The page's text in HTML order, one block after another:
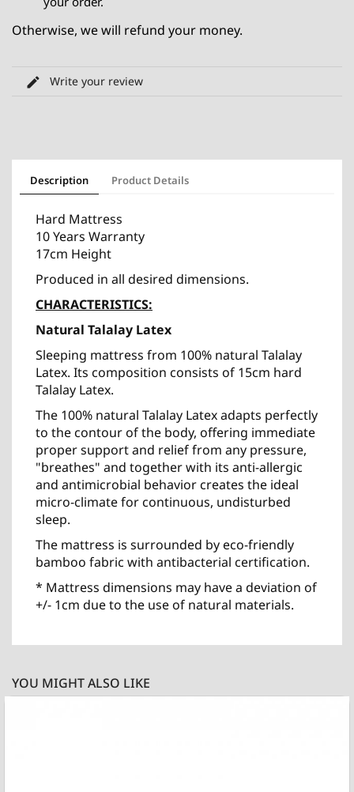
Otherwise, we will refund your money.
Write your review
Description Product Details
Hard Mattress
10 Years Warranty
17cm Height
Produced in all desired dimensions.
CHARACTERISTICS:
Natural Talalay Latex
Sleeping mattress from 100% natural Talalay
Latex. Its composition consists of 15cm hard
Talalay Latex.
The 100% natural Talalay Latex adapts perfectly
to the contour of the body, offering immediate
proper support and relief from any pressure,
"breathes" and together with its anti-allergic
and antimicrobial behavior creates the ideal
micro-climate for continuous, undisturbed
sleep.
The mattress is surrounded by eco-friendly
bamboo fabric with antibacterial certification.
* Mattress dimensions may have a deviation of
+/- 1cm due to the use of natural materials.
YOU MIGHT ALSO LIKE